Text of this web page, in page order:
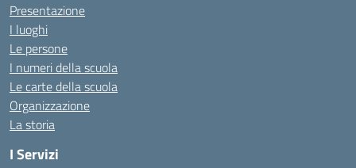
Presentazione
I luoghi
Le persone
I numeri della scuola
Le carte della scuola
Organizzazione
La storia
I Servizi